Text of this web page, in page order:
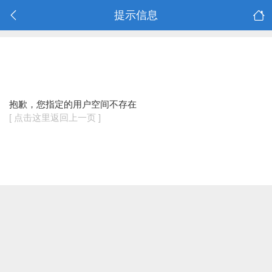
提示信息
抱歉，您指定的用户空间不存在
[ 点击这里返回上一页 ]